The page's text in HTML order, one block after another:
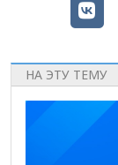
НА ЭТУ ТЕМУ